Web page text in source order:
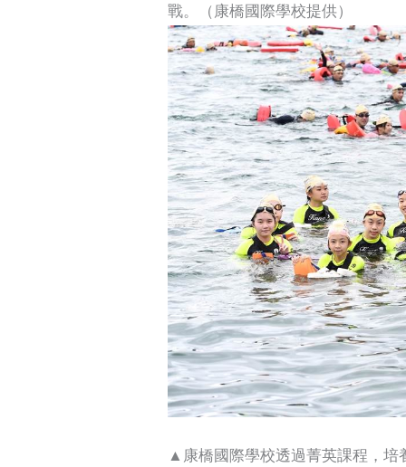
戰。（康橋國際學校提供）
▲康橋國際學校透過菁英課程，培